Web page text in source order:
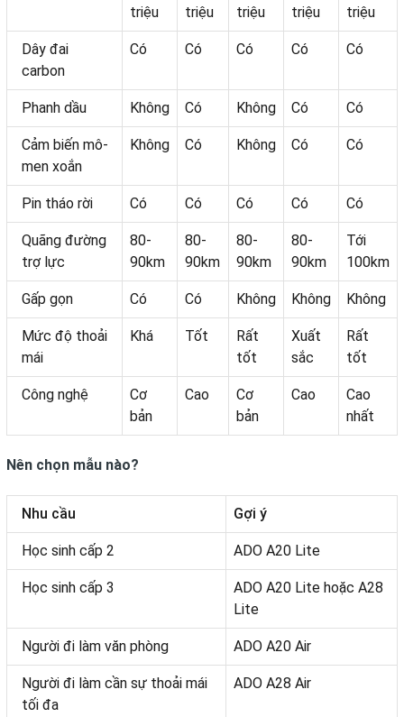
triệu
triệu
triệu
triệu
triệu
Dây đai
carbon
Có Có Có Có Có
Phanh dầu Không Có Không Có Có
Cảm biến mô-
men xoắn
Không Có Không Có Có
Pin tháo rời Có Có Có Có Có
Quãng đường
trợ lực
80-
90km
80-
90km
80-
90km
80-
90km
Tới
100km
Gấp gọn Có Có Không Không Không
Mức độ thoải
mái
Khá Tốt
Rất
tốt
Xuất
sắc
Rất
tốt
Công nghệ
Cơ
bản
Cao
Cơ
bản
Cao
Cao
nhất
Nên chọn mẫu nào?
Nhu cầu Gợi ý
Học sinh cấp 2 ADO A20 Lite
Học sinh cấp 3
ADO A20 Lite hoặc A28
Lite
Người đi làm văn phòng ADO A20 Air
Người đi làm cần sự thoải mái
tối đa
ADO A28 Air